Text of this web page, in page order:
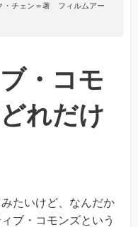
・チェン＝著 フィルムアー
・コモ
れだけ
たいけど、なんだか
ブ・コモンズという